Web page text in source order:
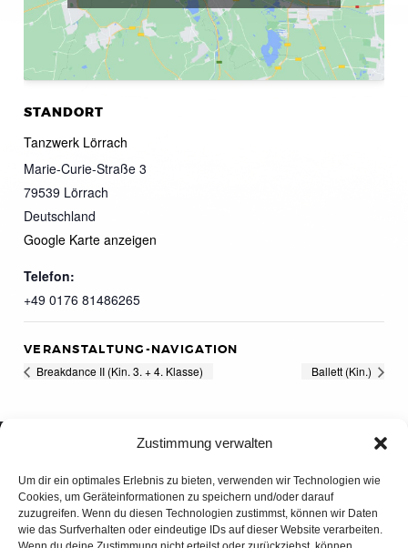
Zustimmung verwalten
Um dir ein optimales Erlebnis zu bieten, verwenden wir Technologien wie
Cookies, um Geräteinformationen zu speichern und/oder darauf
zuzugreifen. Wenn du diesen Technologien zustimmst, können wir Daten
wie das Surfverhalten oder eindeutige IDs auf dieser Website verarbeiten.
STANDORT
Tanzwerk Lörrach
Marie-Curie-Straße 3
79539 Lörrach
Deutschland
Google Karte anzeigen
Telefon:
+49 0176 81486265
VERANSTALTUNG-NAVIGATION
Breakdance II (Kin. 3. + 4. Klasse) Ballett (Kin.)